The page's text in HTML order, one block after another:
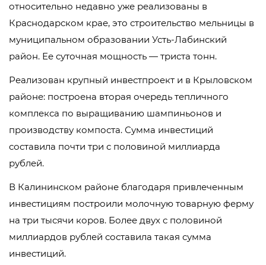
относительно недавно уже реализованы в
Краснодарском крае, это строительство мельницы в
муниципальном образовании Усть-Лабинский
район. Ее суточная мощность — триста тонн.
Реализован крупный инвестпроект и в Крыловском
районе: построена вторая очередь тепличного
комплекса по выращиванию шампиньонов и
производству компоста. Сумма инвестиций
составила почти три с половиной миллиарда
рублей.
В Калининском районе благодаря привлеченным
инвестициям построили молочную товарную ферму
на три тысячи коров. Более двух с половиной
миллиардов рублей составила такая сумма
инвестиций.